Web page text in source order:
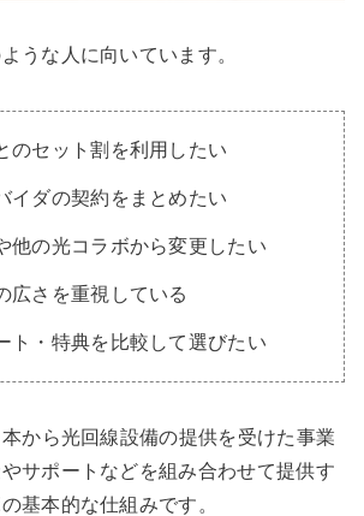
うな人に向いています。
のセット割を利用したい
イダの契約をまとめたい
他の光コラボから変更したい
広さを重視している
ト・特典を比較して選びたい
から光回線設備の提供を受けた事業
サポートなどを組み合わせて提供す
基本的な仕組みです。